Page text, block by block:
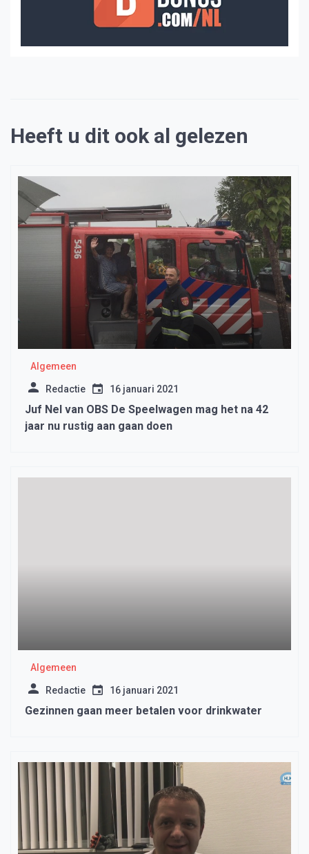
Heeft u dit ook al gelezen
Algemeen
Redactie 16 januari 2021
Juf Nel van OBS De Speelwagen mag het na 42
jaar nu rustig aan gaan doen
Algemeen
Redactie 16 januari 2021
Gezinnen gaan meer betalen voor drinkwater